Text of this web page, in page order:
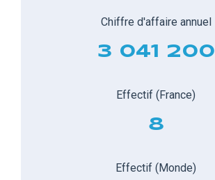
Chiffre d'affaire annuel
3 041 200
Effectif (France)
8
Effectif (Monde)